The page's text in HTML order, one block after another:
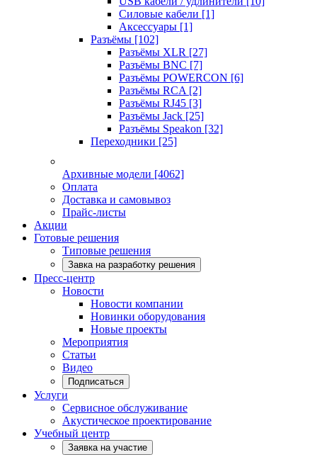
Силовые кабели [1]
Аксессуары [1]
Разъёмы [102]
Разъёмы XLR [27]
Разъёмы BNC [7]
Разъёмы POWERCON [6]
Разъёмы RCA [2]
Разъёмы RJ45 [3]
Разъёмы Jack [25]
Разъёмы Speakon [32]
Переходники [25]
Архивные модели [4062]
Оплата
Доставка и самовывоз
Прайс-листы
Акции
Готовые решения
Типовые решения
Завка на разработку решения
Пресс-центр
Новости
Новости компании
Новинки оборудования
Новые проекты
Мероприятия
Статьи
Видео
Подписаться
Услуги
Сервисное обслуживание
Акустическое проектирование
Учебный центр
Заявка на участие